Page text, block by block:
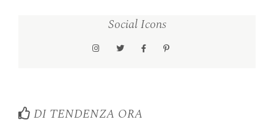
Social Icons
DI TENDENZA ORA